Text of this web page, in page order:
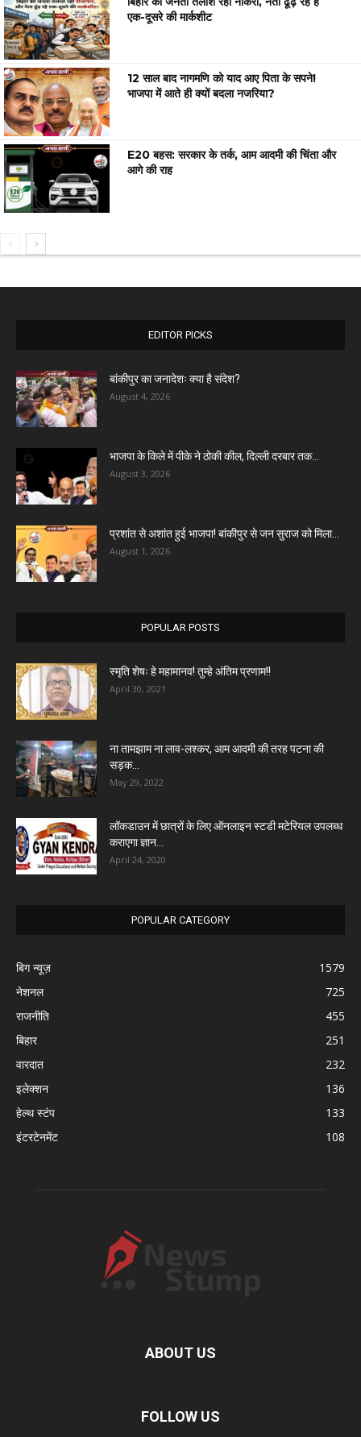
एक-दूसरे की मार्कशीट
12 साल बाद नागमणि को याद आए पिता के सपने!
भाजपा में आते ही क्यों बदला नजरिया?
E20 बहस: सरकार के तर्क, आम आदमी की चिंता और
आगे की राह
EDITOR PICKS
बांकीपुर का जनादेशः क्या है संदेश?
August 4, 2026
भाजपा के किले में पीके ने ठोकी कील, दिल्ली दरबार तक...
August 3, 2026
प्रशांत से अशांत हुई भाजपा! बांकीपुर से जन सुराज को मिला...
August 1, 2026
POPULAR POSTS
स्मृति शेषः हे महामानव! तुम्हे अंतिम प्रणाम!!
April 30, 2021
ना तामझाम ना लाव-लश्कर, आम आदमी की तरह पटना की
सड़क...
May 29, 2022
लॉकडाउन में छात्रों के लिए ऑनलाइन स्टडी मटेरियल उपलब्ध
कराएगा ज्ञान...
April 24, 2020
POPULAR CATEGORY
बिग न्यूज़
1579
नेशनल
725
राजनीति
455
बिहार
251
वारदात
232
इलेक्शन
136
हेल्थ स्टंप
133
इंटरटेनमेंट
108
ABOUT US
FOLLOW US